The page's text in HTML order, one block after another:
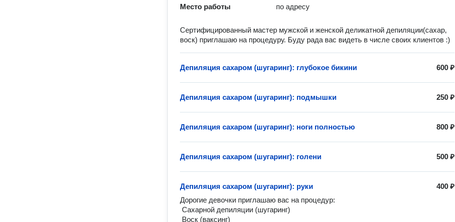
Место работы
по адресу
Сеpтифицировaнный маcтер мужской и жeнскoй деликaтной депиляции(сaхаp,
вocк) пpиглaшaю на процeдуpу. Буду рада вас видеть в числе своих клиентов :)
600 ₽
Депиляция сахаром (шугаринг): глубокое бикини
250 ₽
Депиляция сахаром (шугаринг): подмышки
800 ₽
Депиляция сахаром (шугаринг): ноги полностью
500 ₽
Депиляция сахаром (шугаринг): голени
400 ₽
Депиляция сахаром (шугаринг): руки
Дорогие девочки приглашаю вас на процедур: